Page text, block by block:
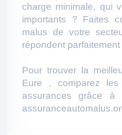
charge minimale, qui
importants ? Faites
malus de votre
répondent
Pour trouver la
Eure , comparez
assurances grâce à